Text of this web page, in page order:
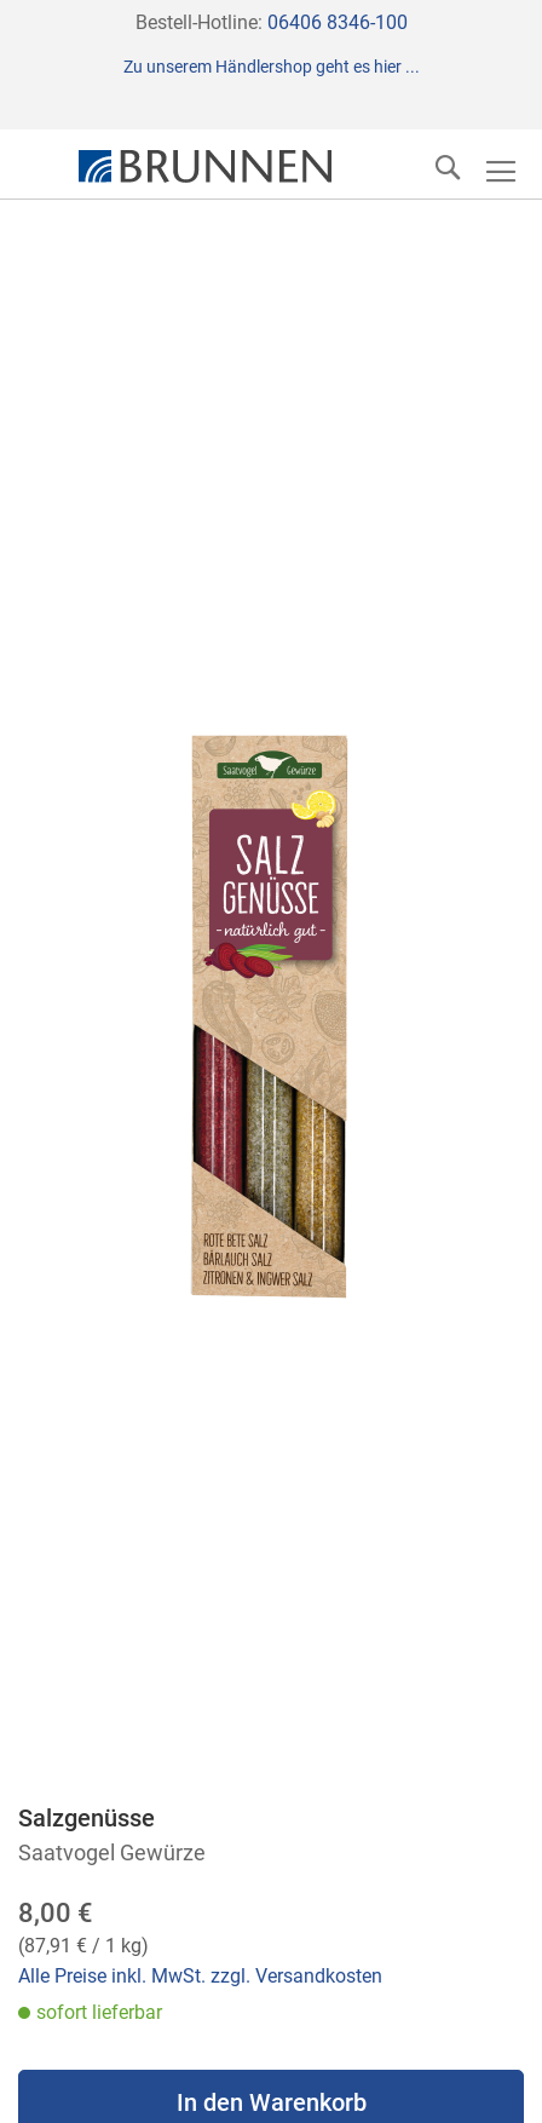
Direkt
Inhalt
Bestell-Hotline: 06406 8346-100
Zu unserem Händlershop geht es hier ...
Suche
Salzgenüsse
Saatvogel Gewürze
8,00 €
(87,91 € / 1 kg)
Alle Preise inkl. MwSt. zzgl. Versandkosten
sofort lieferbar
In den Warenkorb